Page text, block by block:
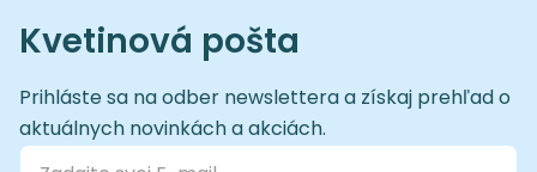
Kvetinová pošta
Prihláste sa na odber newslettera a získaj prehľad o
aktuálnych novinkách a akciách.